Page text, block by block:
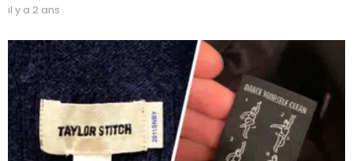
il y a 2 ans